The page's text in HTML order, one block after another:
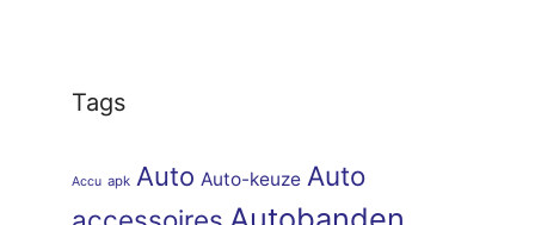
Tags
Accu apk Auto Auto-keuze Auto